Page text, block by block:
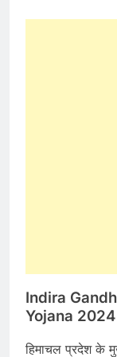
Indira
Yojana 2024
हिमाचल प्रदेश के